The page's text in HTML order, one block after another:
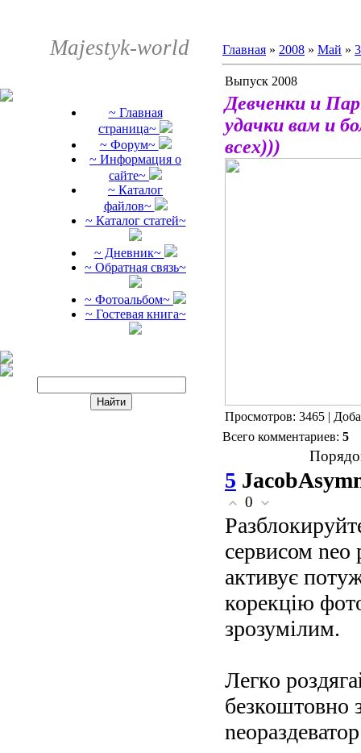
Majestyk-world
~ Главная
страница~
~ Форум~
~ Информация о
сайте~
~ Каталог
файлов~
~ Каталог статей~
~ Дневник~
~ Обратная связь~
~ Фотоальбом~
~ Гостевая книга~
Главная » 2008 » Май »
Выпуск 2008
Девченки и
удачки вам и
всех)))
Просмотров: 3465 |
Всего комментариев: 5
5
0
сервисом neo
активує
корекцію
зрозумілим.
Легко
безкоштовно